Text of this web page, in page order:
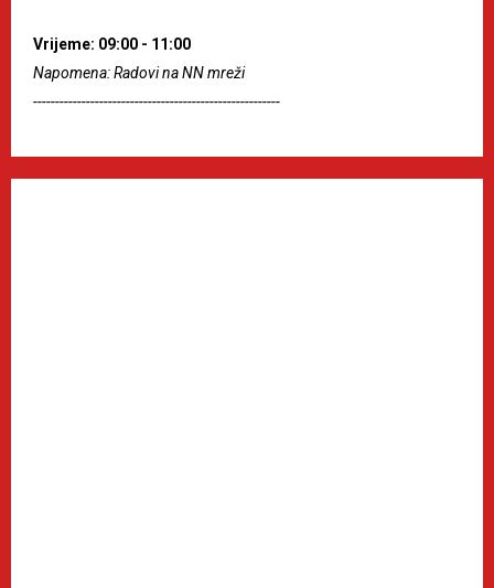
Vrijeme: 09:00 - 11:00
Napomena: Radovi na NN mreži
--------------------------------------------------------